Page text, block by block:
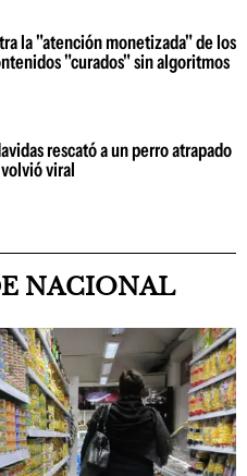
la "atención monetizada" de los
"curados" sin algoritmos
rescató a un perro atrapado
viral
NACIONAL